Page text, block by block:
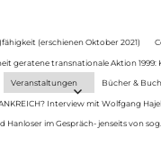
(erschienen Oktober 2021)
geratene transnationale Aktion
Veranstaltungen Bücher &
Interview mit Wolfgang
Hanloser im Gespräch- jenseits von